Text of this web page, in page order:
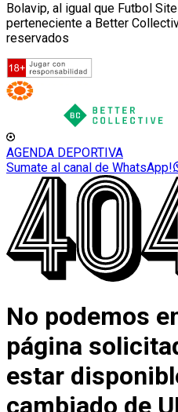
Bolavip, al igual que Futbol
perteneciente a Better
reservados
AGENDA DEPORTIVA
Sumate al canal de WhatsApp!
No podemos
página
estar
cambiado de